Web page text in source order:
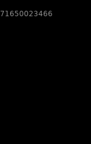
займа в
лизинга в
оказания услуг